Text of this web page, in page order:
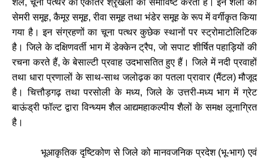
सेमरी समूह,कैमूर समूह,रीवा समूह तथा भंडेर समूह के रूप में वर्गीकृत किया
गया है। इन संग्रहणों का चूना पत्थर कुछेक स्थानों पर स्ट्रोमाटोलिटिक
है। जिले के दक्षिणवर्ती भाग में डेक्केन ट्रैप,जो सपाट शीर्षित पहाड़ियों की
रचना करते हैं,के बेसाल्टी प्रवाह उदभासतित हुए हैं। जिले में नदी प्रवाहों
तथा धारा प्रणालों के साथ-साथ जलोढ़क का पतला प्रावार(मैंटल)मौजूद
है।
चित्तौड़गढ़ तथा परसोली के मध्य,जिले के उत्तरी-मध्य भाग में ग्रेट
बाऊंड्री फॉल्ट द्वारा विन्ध्यम शैल आद्यमहाकल्पीय शैलों के समक्ष लूनाग्रित
है।
भूआकृतिक दृष्टिकोण से जिले को मानवजनिक प्रदेश(भू-भाग)एवं